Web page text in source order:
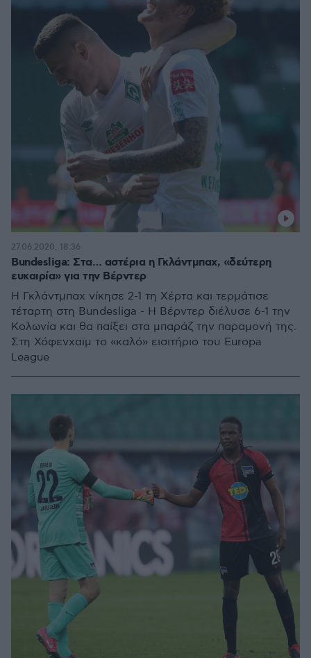
Bundesliga: Στα… αστέρια η Γκλάντμπαχ, «δεύτερη
ευκαιρία» για την Βέρντερ
Η Γκλάντμπαχ νίκησε 2-1 τη Χέρτα και τερμάτισε
τέταρτη στη Bundesliga - Η Βέρντερ διέλυσε 6-1 την
Κολωνία και θα παίξει στα μπαράζ την παραμονή της.
Στη Χόφενχαϊμ το «καλό» εισιτήριο του Europa
League
27.06.2020, 18:36